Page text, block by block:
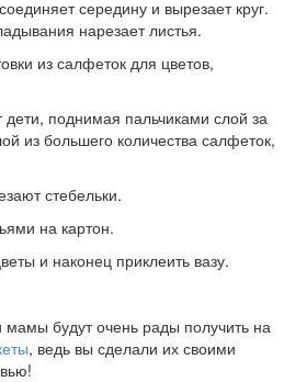
середину и вырезает круг.
нарезает листья.
из салфеток для цветов,
дети, поднимая пальчиками слой за
из большего количества салфеток,
стебельки.
на картон.
и наконец приклеить вазу.
мамы будут очень рады получить на
, ведь вы сделали их своими